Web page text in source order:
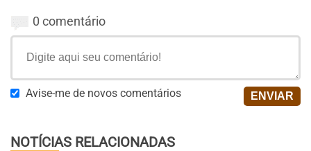
0 comentário
Avise-me de novos comentários
NOTÍCIAS RELACIONADAS